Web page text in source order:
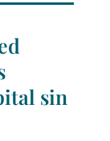
sin